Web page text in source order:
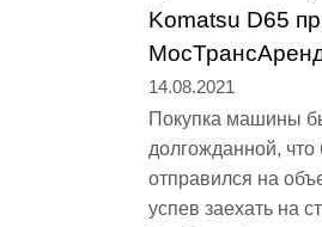
Komatsu D65
14.08.2021
Покупка машины
долгожданной, что
отправился на
успев заехать на